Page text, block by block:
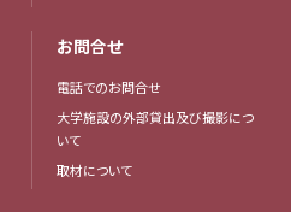
お問合せ
電話でのお問合せ
大学施設の外部貸出及び撮影につ
いて
取材について